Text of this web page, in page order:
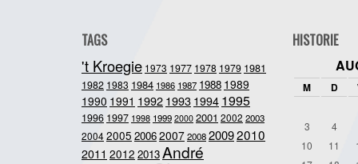
TAGS
't Kroegie 1973 1977 1978 1979 1981
1982 1983 1984 1986 1987 1988 1989
1990 1991 19921993 1994 1995
1996 1997 1998 1999 2000 2001 2002 2003
20042005 20062007200820092010
2011 2012 2013André
HISTORIE
M D
3
4
10
11